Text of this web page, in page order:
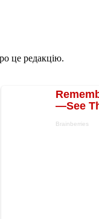
це редакцію.